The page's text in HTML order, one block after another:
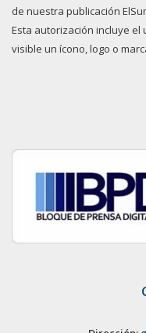
de nuestra publicación
Esta autorización incluye
visible un ícono, logo o